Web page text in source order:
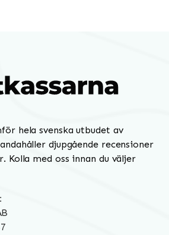
hela svenska utbudet av
djupgående recensioner
Kolla med oss innan du väljer